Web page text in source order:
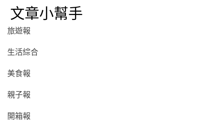
文章小幫手
旅遊報
生活綜合
美食報
親子報
開箱報